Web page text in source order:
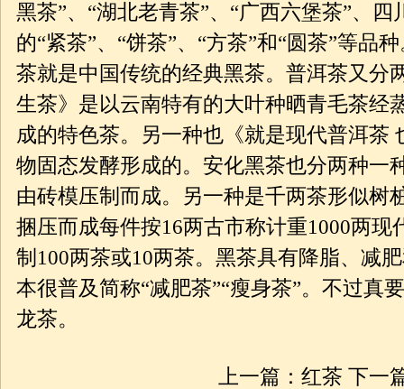
黑茶”、“湖北老青茶”、“广西六堡茶”、四
的“紧茶”、“饼茶”、“方茶”和“圆茶”等品
茶就是中国传统的经典黑茶。普洱茶又分
生茶》是以云南特有的大叶种晒青毛茶经
成的特色茶。另一种也《就是现代普洱茶
物固态发酵形成的。安化黑茶也分两种一
由砖模压制而成。另一种是千两茶形似树
捆压而成每件按16两古市称计重1000两
制100两茶或10两茶。黑茶具有降脂、减
本很普及简称“减肥茶”“瘦身茶”。不过真
龙茶。
上一篇：红茶下一